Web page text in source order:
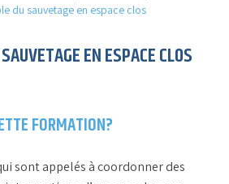
du sauvetage en espace clos
EN ESPACE CLOS
FORMATION?
sont appelés à coordonner des